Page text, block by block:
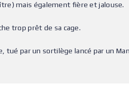
mais également fière et jalouse.
trop prêt de sa cage.
tué par un sortilège lancé par un